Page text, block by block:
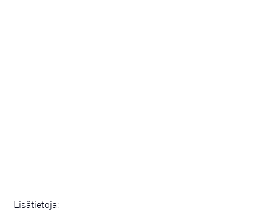
Lisätietoja: